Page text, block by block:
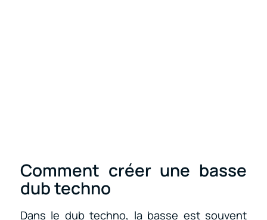
Comment créer une basse
dub techno
Dans le dub techno, la basse est souvent